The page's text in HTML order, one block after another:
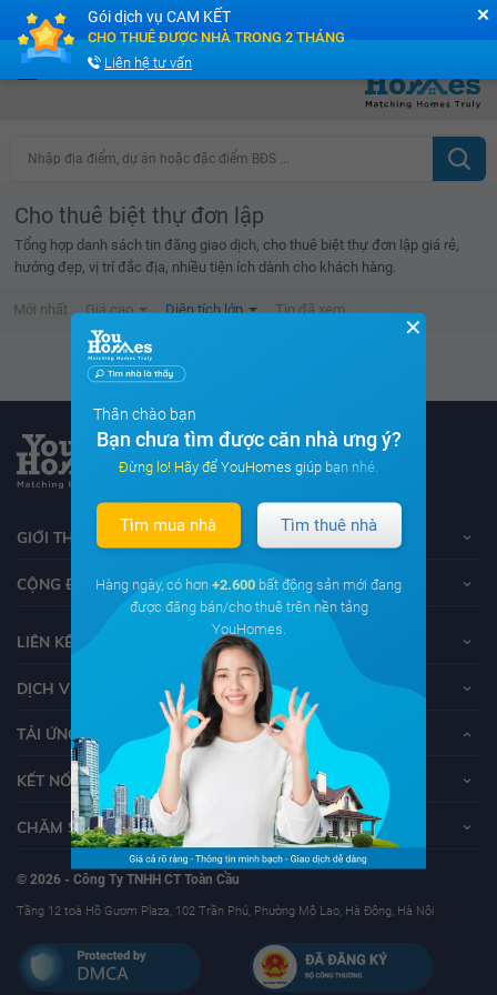
Cộng đồng Môi giới bPRO
Nhập địa điểm, dự án hoặc đặc điểm BĐS ...
Cho thuê biệt thự đơn lập
Tổng hợp danh sách tin đăng giao dịch, cho thuê biệt thự đơn lập giá rẻ,
hướng đẹp, vị trí đắc địa, nhiều tiện ích dành cho khách hàng.
Mới nhất Giá cao Diện tích lớn Tin đã xem
Không tìm thấy tin bất động sản nào
GIỚI THIỆU VỀ YOUHOMES
CỘNG ĐỒNG YOUHOMERS
LIÊN KẾT
DỊCH VỤ KHÁCH HÀNG
TẢI ỨNG DỤNG YOUHOMES
KẾT NỐI VỚI YOUHOMES
CHĂM SÓC KHÁCH HÀNG
© 2026 - Công Ty TNHH CT Toàn Cầu
Tầng 12 toà Hồ Gươm Plaza, 102 Trần Phú, Phường Mộ Lao, Hà Đông, Hà Nội
✕
Thân chào bạn
Bạn chưa tìm được căn nhà ưng ý?
Đừng lo! Hãy để YouHomes giúp bạn nhé.
Tìm mua nhà Tìm thuê nhà
Hàng ngày, có hơn +2.600 bất động sản mới đang
được đăng bán/cho thuê trên nền tảng
YouHomes.
✕
Gói dịch vụ CAM KẾT
CHO THUÊ ĐƯỢC NHÀ TRONG 2 THÁNG
Liên hệ tư vấn